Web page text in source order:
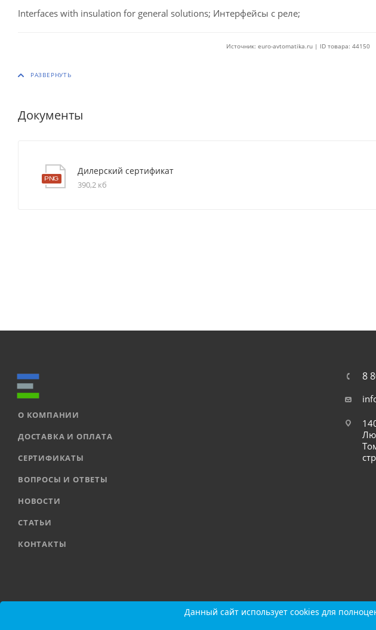
Interfaces with insulation for general solutions; Интерфейсы с реле;
Источник: euro-avtomatika.ru | ID товара: 44150
Документы
Дилерский сертификат
390,2 кб
О КОМПАНИИ
ДОСТАВКА И ОПЛАТА
СЕРТИФИКАТЫ
ВОПРОСЫ И ОТВЕТЫ
НОВОСТИ
СТАТЬИ
КОНТАКТЫ
8
Карта сайтаДанный сайт использует cookies для